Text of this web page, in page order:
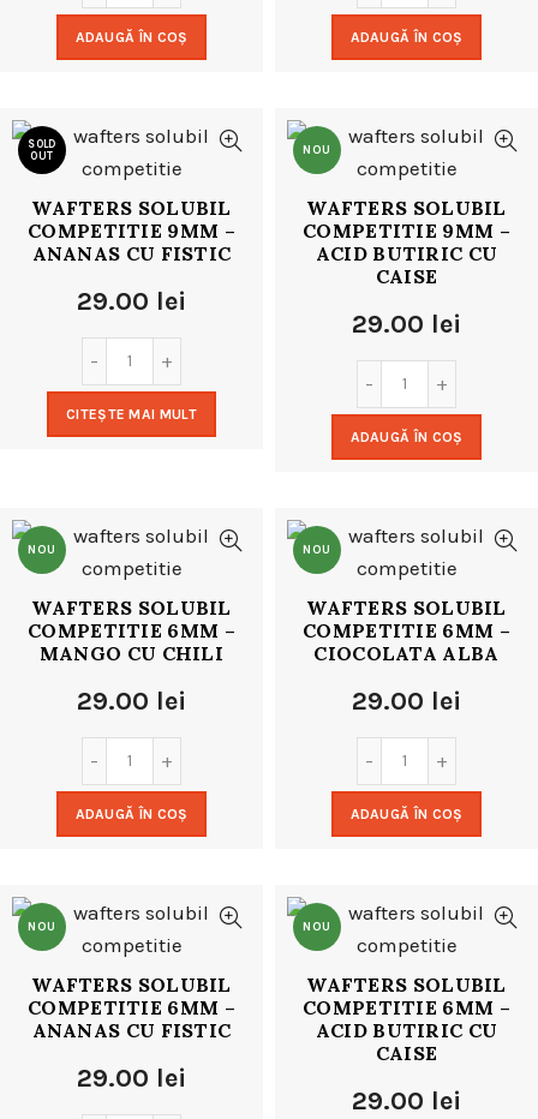
ADAUGĂ ÎN COȘ ADAUGĂ ÎN COȘ
SOLD
OUT
NOU
WAFTERS SOLUBIL
COMPETITIE 9MM –
ANANAS CU FISTIC
29.00 lei
CITEȘTE MAI MULT
NOU
WAFTERS SOLUBIL
COMPETITIE 9MM –
ACID BUTIRIC CU
CAISE
29.00 lei
ADAUGĂ ÎN COȘ
NOU
WAFTERS SOLUBIL
COMPETITIE 6MM –
MANGO CU CHILI
29.00 lei
ADAUGĂ ÎN COȘ
NOU
WAFTERS SOLUBIL
COMPETITIE 6MM –
CIOCOLATA ALBA
29.00 lei
ADAUGĂ ÎN COȘ
NOU
WAFTERS SOLUBIL
COMPETITIE 6MM –
ANANAS CU FISTIC
29.00 lei
NOU
WAFTERS SOLUBIL
COMPETITIE 6MM –
ACID BUTIRIC CU
CAISE
29.00 lei